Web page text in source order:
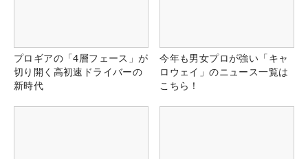
プロギアの「4層フェース」が
切り開く高初速ドライバーの
新時代
今年も男女プロが強い「キャ
ロウェイ」のニュース一覧は
こちら！